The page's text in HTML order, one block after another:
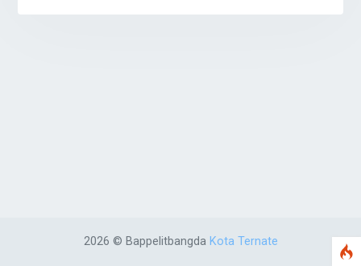
2026 © Bappelitbangda Kota Ternate